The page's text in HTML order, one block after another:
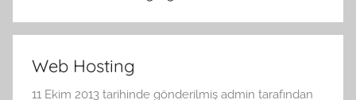
Web Hosting
11 Ekim 2013 tarihinde gönderilmiş admin tarafından